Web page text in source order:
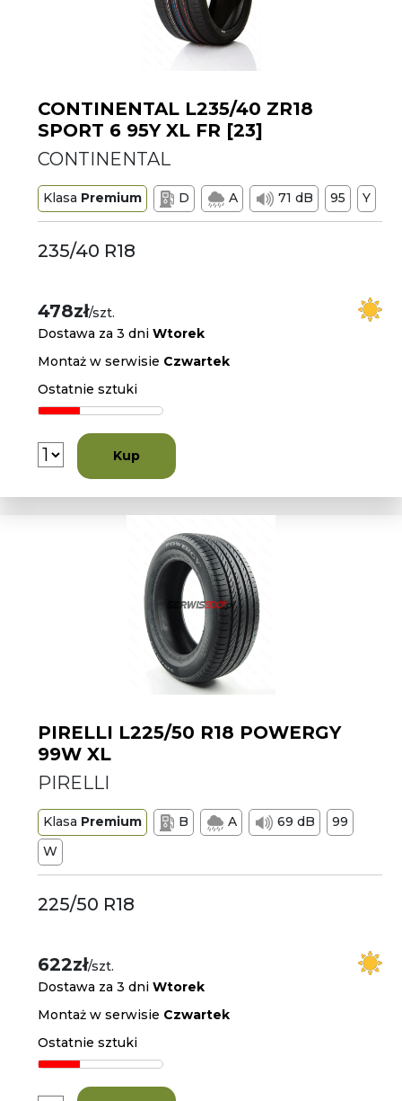
CONTINENTAL L235/40 ZR18
SPORT 6 95Y XL FR [23]
CONTINENTAL
Klasa Premium D A 71 dB 95 Y
235/40 R18
478zł/szt.
Dostawa za 3 dniWtorek
Montaż w serwisie Czwartek
Ostatnie sztuki
Kup
PIRELLI L225/50 R18 POWERGY
99W XL
PIRELLI
Klasa Premium B A 69 dB
99
W
225/50 R18
622zł/szt.
Dostawa za 3 dniWtorek
Montaż w serwisie Czwartek
Ostatnie sztuki